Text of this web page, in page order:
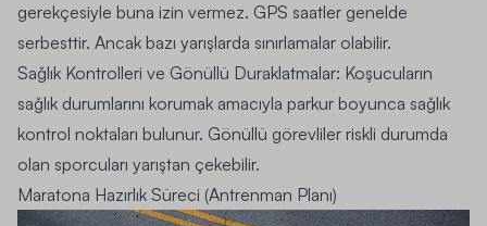
gerekçesiyle buna izin vermez. GPS saatler genelde
serbesttir. Ancak bazı yarışlarda sınırlamalar olabilir.
Sağlık Kontrolleri ve Gönüllü Duraklatmalar: Koşucuların
sağlık durumlarını korumak amacıyla parkur boyunca sağlık
kontrol noktaları bulunur. Gönüllü görevliler riskli durumda
olan sporcuları yarıştan çekebilir.
Maratona Hazırlık Süreci (Antrenman Planı)